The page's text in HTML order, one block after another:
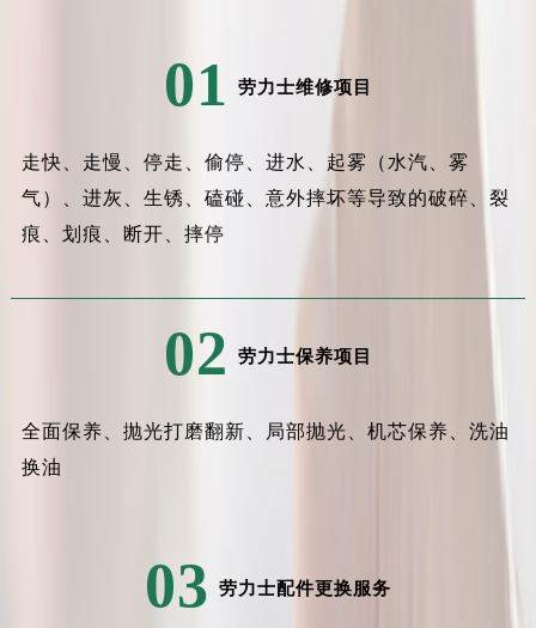
01 劳力士维修项目
走快、走慢、停走、偷停、进水、起雾（水汽、雾
气）、进灰、生锈、磕碰、意外摔坏等导致的破碎、裂
痕、划痕、断开、摔停
02 劳力士保养项目
全面保养、抛光打磨翻新、局部抛光、机芯保养、洗油
换油
03 劳力士配件更换服务